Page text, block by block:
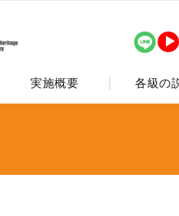
実施概要 各級の